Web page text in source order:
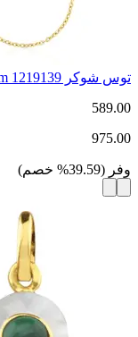
توس شوكر Gem 1219139
589.00
975.00
وفر (
39.59
% خصم)